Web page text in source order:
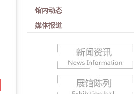
馆内动态
媒体报道